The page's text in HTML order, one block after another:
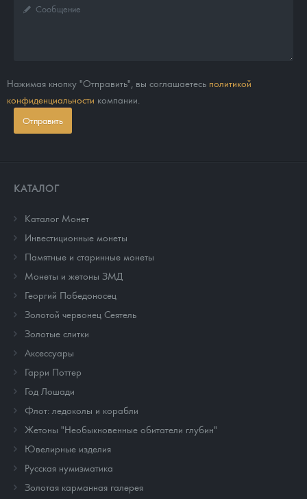
Нажимая кнопку "Отправить", вы соглашаетесь политикой
конфиденциальности компании.
Отправить
КАТАЛОГ
Каталог Монет
Инвестиционные монеты
Памятные и старинные монеты
Монеты и жетоны ЗМД
Георгий Победоносец
Золотой червонец Сеятель
Золотые слитки
Аксессуары
Гарри Поттер
Год Лошади
Флот: ледоколы и корабли
Жетоны "Необыкновенные обитатели глубин"
Ювелирные изделия
Русская нумизматика
Золотая карманная галерея